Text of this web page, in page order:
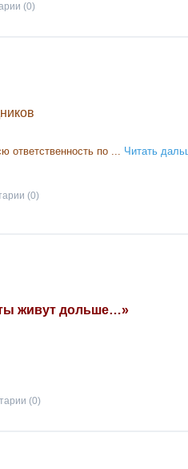
(0)
ответственность по ... Читать
(0)
живут дольше…»
(0)